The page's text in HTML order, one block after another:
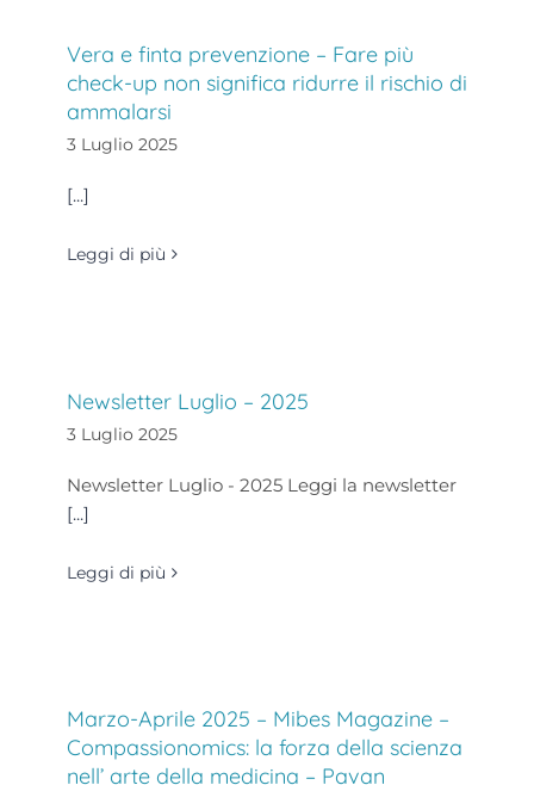
Vera e finta prevenzione – Fare più
check-up non significa ridurre il rischio di
ammalarsi
3 Luglio 2025
[...]
Leggi di più
Newsletter Luglio – 2025
3 Luglio 2025
Newsletter Luglio - 2025 Leggi la newsletter
[...]
Leggi di più
Marzo-Aprile 2025 – Mibes Magazine –
Compassionomics: la forza della scienza
nell’ arte della medicina – Pavan